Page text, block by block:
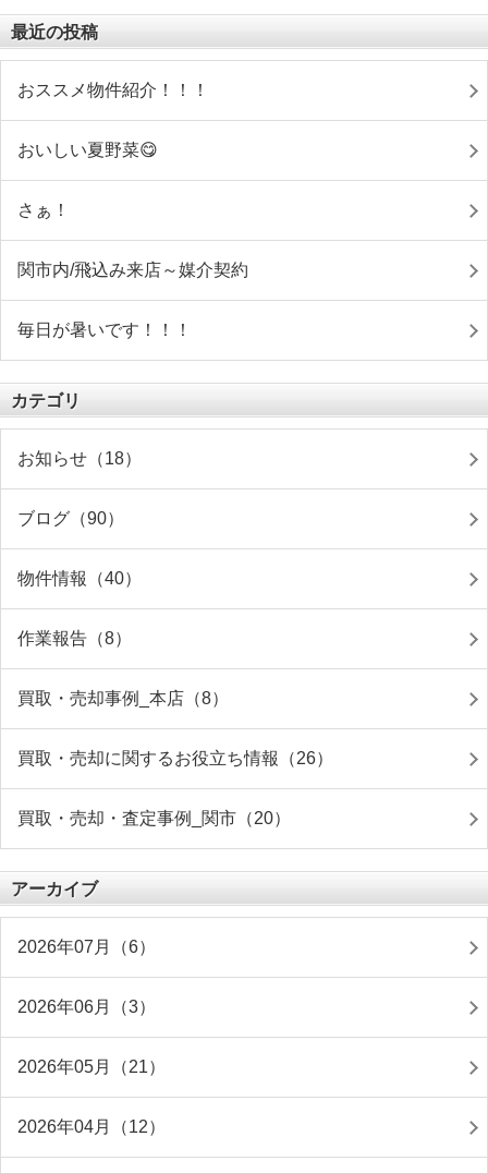
最近の投稿
おススメ物件紹介！！！
おいしい夏野菜😋
さぁ！
関市内/飛込み来店～媒介契約
毎日が暑いです！！！
カテゴリ
お知らせ（18）
ブログ（90）
物件情報（40）
作業報告（8）
買取・売却事例_本店（8）
買取・売却に関するお役立ち情報（26）
買取・売却・査定事例_関市（20）
アーカイブ
2026年07月（6）
2026年06月（3）
2026年05月（21）
2026年04月（12）